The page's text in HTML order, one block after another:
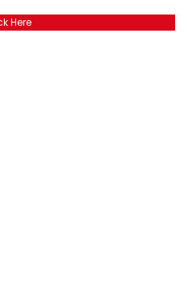
Here